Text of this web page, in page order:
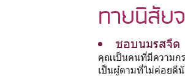
ทายนิสัย
ชอบนมรสจืด
คุณเป็นคนที่มีความก
เป็นผู้ตามที่ไม่ค่อยดี